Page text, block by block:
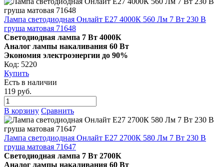
Лампа светодиодная Онлайт E27 4000К 560 Лм 7 Вт 230 В
груша матовая 71648
Светодиодная лампа 7 Вт 4000К
Аналог лампы накаливания 60 Вт
Экономия электроэнергии до 90%
Код: 5220
Купить
Есть в наличии
119 руб.
В корзину Сравнить
Лампа светодиодная Онлайт E27 2700К 580 Лм 7 Вт 230 В
груша матовая 71647
Светодиодная лампа 7 Вт 2700К
Аналог лампы накаливания 60 Вт